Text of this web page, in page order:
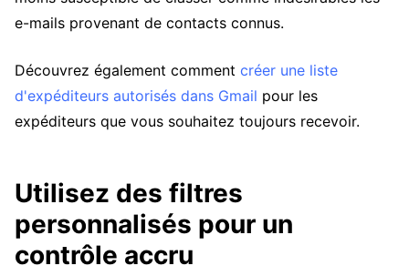
e-mails provenant de contacts connus.
Découvrez également comment créer une liste
d'expéditeurs autorisés dans Gmail pour les
expéditeurs que vous souhaitez toujours recevoir.
Utilisez des filtres
personnalisés pour un
contrôle accru